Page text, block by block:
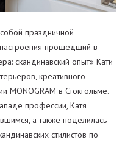
праздничной
прошедший в
скандинавский опыт» Кати
креативного
MONOGRAM в Стокгольме.
профессии, Катя
а также поделилась
стилистов по